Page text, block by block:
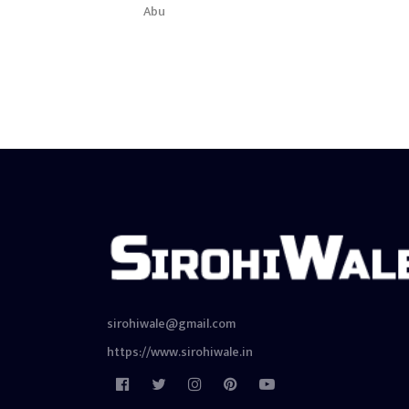
Abu
sirohiwale@gmail.com
https://www.sirohiwale.in